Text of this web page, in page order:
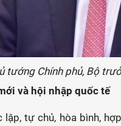
tướng Chính phủ, Bộ
và hội nhập quốc tế
tự chủ, hòa bình,